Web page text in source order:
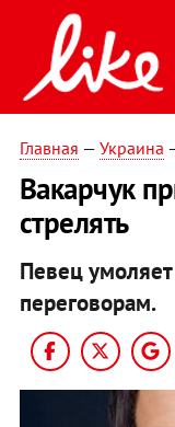
Главная — Украина
Вакарчук
стрелять
Певец
переговорам.